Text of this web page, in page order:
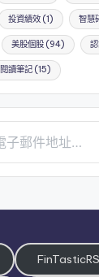
投資績效(1) 智慧
美股個股(94)
閱讀筆記(15)